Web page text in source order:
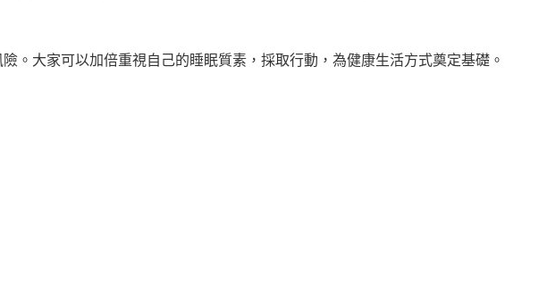
。大家可以加倍重視自己的睡眠質素，採取行動，為健康生活方式奠定基礎。